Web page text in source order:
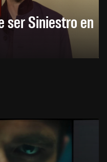
ser Siniestro en